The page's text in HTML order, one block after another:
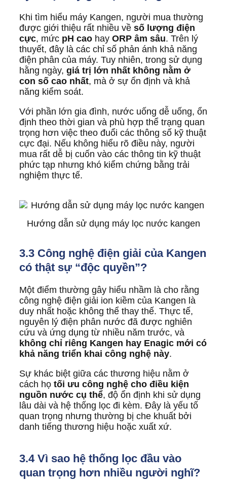
Khi tìm hiểu máy Kangen, người mua thường
được giới thiệu rất nhiều về số lượng điện
cực, mức pH caohay ORP âm sâu. Trên lý
thuyết, đây là các chỉ số phản ánh khả năng
điện phân của máy. Tuy nhiên, trong sử dụng
hằng ngày, giá trị lớn nhất không nằm ở
con số cao nhất, mà ở sự ổn định và khả
năng kiểm soát.
Với phần lớn gia đình, nước uống dễ uống, ổn
định theo thời gian và phù hợp thể trạng quan
trọng hơn việc theo đuổi các thông số kỹ thuật
cực đại. Nếu không hiểu rõ điều này, người
mua rất dễ bị cuốn vào các thông tin kỹ thuật
phức tạp nhưng khó kiểm chứng bằng trải
nghiệm thực tế.
Hướng dẫn sử dụng máy lọc nước kangen
3.3 Công nghệ điện giải của Kangen
có thật sự “độc quyền”?
Một điểm thường gây hiểu nhầm là cho rằng
công nghệ điện giải ion kiềm của Kangen là
duy nhất hoặc không thể thay thế. Thực tế,
nguyên lý điện phân nước đã được nghiên
cứu và ứng dụng từ nhiều năm trước, và
không chỉ riêng Kangen hay Enagicmới có
khả năng triển khai công nghệ này.
Sự khác biệt giữa các thương hiệu nằm ở
cách họ tối ưu công nghệ cho điều kiện
nguồn nước cụ thể, độ ổn định khi sử dụng
lâu dài và hệ thống lọc đi kèm. Đây là yếu tố
quan trọng nhưng thường bị che khuất bởi
danh tiếng thương hiệu hoặc xuất xứ.
3.4 Vì sao hệ thống lọc đầu vào
quan trọng hơn nhiều người nghĩ?